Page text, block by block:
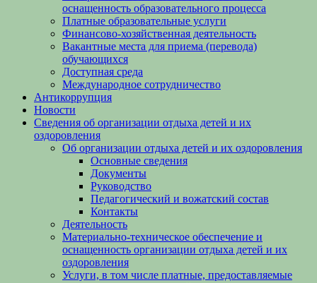
оснащенность образовательного процесса
Платные образовательные услуги
Финансово-хозяйственная деятельность
Вакантные места для приема (перевода)
обучающихся
Доступная среда
Международное сотрудничество
Антикоррупция
Новости
Сведения об организации отдыха детей и их
оздоровления
Об организации отдыха детей и их оздоровления
Основные сведения
Документы
Руководство
Педагогический и вожатский состав
Контакты
Деятельность
Материально-техническое обеспечение и
оснащенность организации отдыха детей и их
оздоровления
Услуги, в том числе платные, предоставляемые